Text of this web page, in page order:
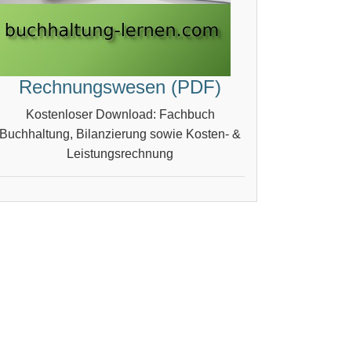
Rechnungswesen (PDF)
Kostenloser Download: Fachbuch
Buchhaltung, Bilanzierung sowie Kosten- &
Leistungsrechnung